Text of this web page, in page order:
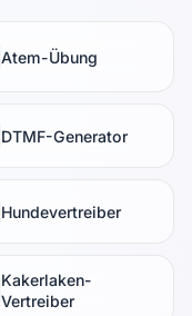
Atem-Übung
DTMF-Generator
Hundevertreiber
Kakerlaken-
Vertreiber